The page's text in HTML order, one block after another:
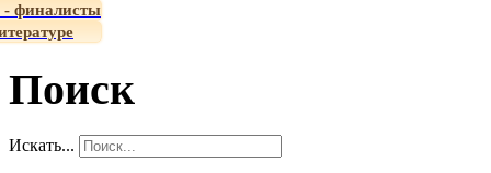
- финалисты
Поиск
Искать...